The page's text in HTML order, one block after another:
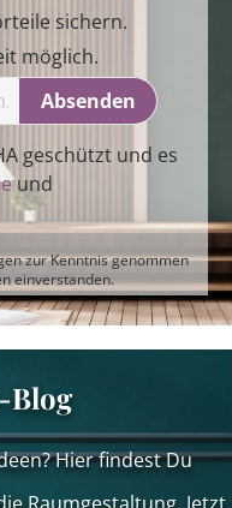
sichern.
möglich.
Absenden
geschützt und es
und
zur Kenntnis genommen
einverstanden.
Blog
Hier findest Du